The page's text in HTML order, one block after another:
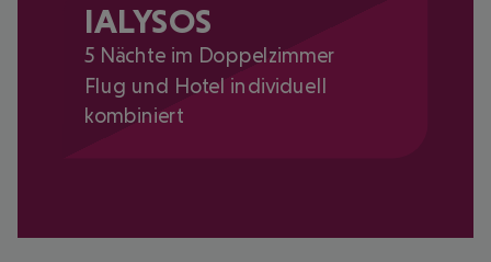
IALYSOS
5 Nächte im Doppelzimmer
Flug und Hotel individuell
kombiniert